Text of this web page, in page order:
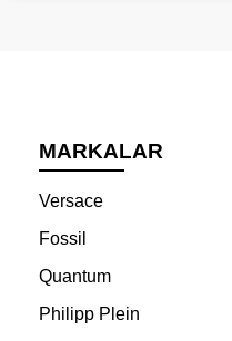
MARKALAR
Versace
Fossil
Quantum
Philipp Plein